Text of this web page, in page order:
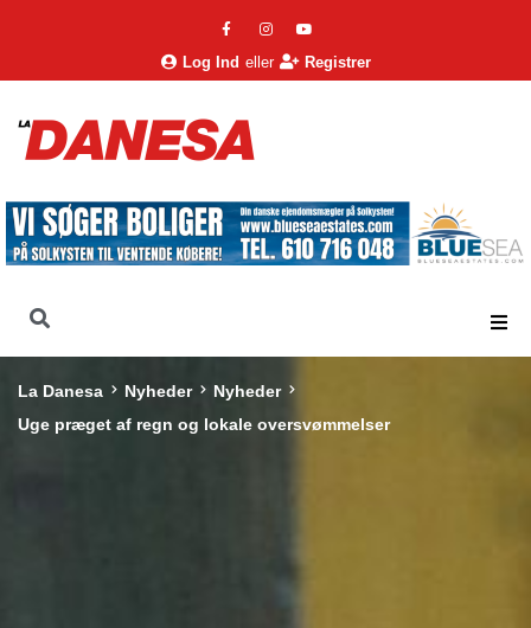
Log Ind eller Registrer
La Danesa Nyheder
Nyheder
Uge præget af regn og lokale oversvømmelser